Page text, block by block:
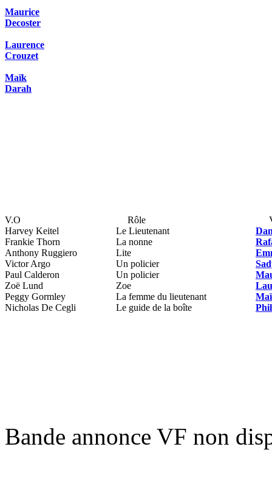
Maurice
Decoster
Laurence
Crouzet
Maïk
Darah
V.O Rôle
Harvey Keitel
Le Lieutenant
Frankie Thorn
La nonne
Anthony Ruggiero
Lite
Victor Argo
Un policier
Paul Calderon
Un policier
Zoë Lund
Zoe
Peggy Gormley
La femme du lieutenant
Nicholas De Cegli
Le guide de la boîte
Bande annonce VF non